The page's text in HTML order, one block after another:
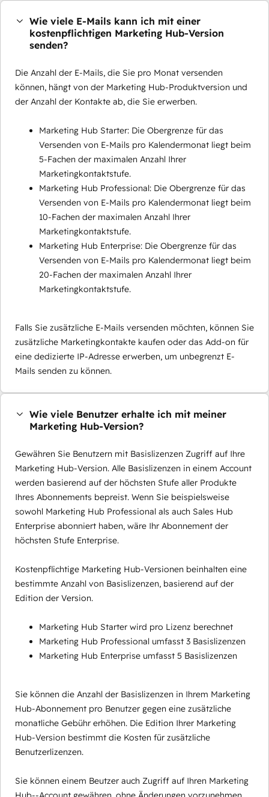
Wie viele E-Mails kann ich mit einer
kostenpflichtigen Marketing Hub-Version
senden?
Die Anzahl der E-Mails, die Sie pro Monat versenden
können, hängt von der Marketing Hub-Produktversion und
der Anzahl der Kontakte ab, die Sie erwerben.
Marketing Hub Starter: Die Obergrenze für das
Versenden von E-Mails pro Kalendermonat liegt beim
5-Fachen der maximalen Anzahl Ihrer
Marketingkontaktstufe.
Marketing Hub Professional: Die Obergrenze für das
Versenden von E-Mails pro Kalendermonat liegt beim
10-Fachen der maximalen Anzahl Ihrer
Marketingkontaktstufe.
Marketing Hub Enterprise: Die Obergrenze für das
Versenden von E-Mails pro Kalendermonat liegt beim
20-Fachen der maximalen Anzahl Ihrer
Marketingkontaktstufe.
Falls Sie zusätzliche E-Mails versenden möchten, können Sie
zusätzliche Marketingkontakte kaufen oder das Add-on für
eine dedizierte IP-Adresse erwerben, um unbegrenzt E-
Mails senden zu können.
Wie viele Benutzer erhalte ich mit meiner
Marketing Hub-Version?
Gewähren Sie Benutzern mit Basislizenzen Zugriff auf Ihre
Marketing Hub-Version. Alle Basislizenzen in einem Account
werden basierend auf der höchsten Stufe aller Produkte
Ihres Abonnements bepreist. Wenn Sie beispielsweise
sowohl Marketing Hub Professional als auch Sales Hub
Enterprise abonniert haben, wäre Ihr Abonnement der
höchsten Stufe Enterprise.
Kostenpflichtige Marketing Hub-Versionen beinhalten eine
bestimmte Anzahl von Basislizenzen, basierend auf der
Edition der Version.
Marketing Hub Starter wird pro Lizenz berechnet
Marketing Hub Professional umfasst 3 Basislizenzen
Marketing Hub Enterprise umfasst 5 Basislizenzen
Sie können die Anzahl der Basislizenzen in Ihrem Marketing
Hub-Abonnement pro Benutzer gegen eine zusätzliche
monatliche Gebühr erhöhen. Die Edition Ihrer Marketing
Hub-Version bestimmt die Kosten für zusätzliche
Benutzerlizenzen.
Sie können einem Beutzer auch Zugriff auf Ihren Marketing